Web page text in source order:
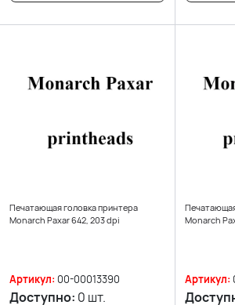
Печатающая головка принтера
Monarch Paxar 642, 203 dpi
Артикул: 00-00013390
Доступно: 0 шт.
Monarch
Артикул: